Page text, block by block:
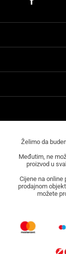
Želimo da
Međutim, ne
proizvod u
Cijene na online
prodajnom
možete